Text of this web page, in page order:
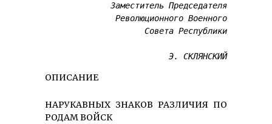
Заместитель Председателя
Революционного Военного
Совета Республики
Э. СКЛЯНСКИЙ
ОПИСАНИЕ
НАРУКАВНЫХ ЗНАКОВ РАЗЛИЧИЯ ПО
РОДАМ ВОЙСК